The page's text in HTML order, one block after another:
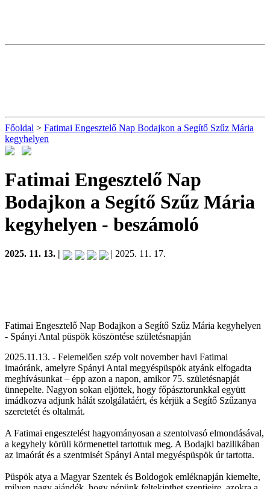
Főoldal > Fatimai Engesztelő Nap Bodajkon a Segítő Szűz Mária
kegyhelyen
Fatimai Engesztelő Nap
Bodajkon a Segítő Szűz Mária
kegyhelyen - beszámoló
2025. 11. 13. | | 2025. 11. 17.
Fatimai Engesztelő Nap Bodajkon a Segítő Szűz Mária kegyhelyen
- Spányi Antal püspök köszöntése születésnapján
2025.11.13. - Felemelően szép volt november havi Fatimai
imaóránk, amelyre Spányi Antal megyéspüspök atyánk elfogadta
meghívásunkat – épp azon a napon, amikor 75. születésnapját
ünnepelte. Nagyon sokan eljöttek, hogy főpásztorunkkal együtt
imádkozva adjunk hálát szolgálatáért, és kérjük a Segítő Szűzanya
szeretetét és oltalmát.
A Fatimai engesztelést hagyományosan a szentolvasó elmondásával,
a kegyhely körüli körmenettel tartottuk meg. A Bodajki bazilikában
az imaórát és a szentmisét Spányi Antal megyéspüspök úr tartotta.
Püspök atya a Magyar Szentek és Boldogok emléknapján kiemelte,